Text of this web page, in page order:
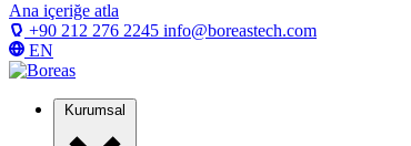
Ana içeriğe atla
+90 212 276 2245 info@boreastech.com
EN
Kurumsal